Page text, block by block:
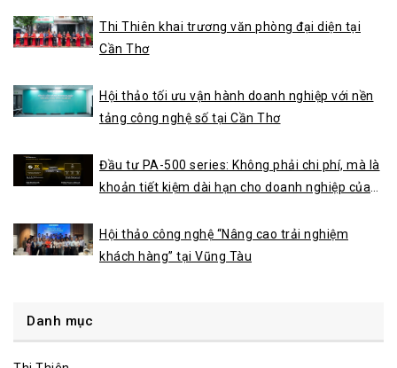
THI THIÊN
Thi Thiên tham dự Year End Party 2025 và nhận kỷ
từ QNAP
30/12/2025
Thi Thiên tự hào là một trong những đối tác được mời
tham dự Year End Party 2025 do QNAP tổ chức, sự kiện
tác, vinh danh các đối tác tiêu biểu và định hướng chiến
lược phát triển trong thời gian tới. Tại sự…